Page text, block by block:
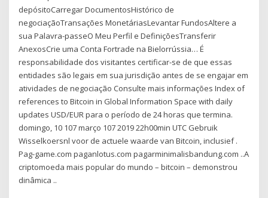
depósitoCarregar DocumentosHistórico de
negociaçãoTransações MonetáriasLevantar FundosAltere a
sua Palavra-passeO Meu Perfil e DefiniçõesTransferir
AnexosCrie uma Conta Fortrade na Bielorrússia… É
responsabilidade dos visitantes certificar-se de que essas
entidades são legais em sua jurisdição antes de se engajar em
atividades de negociação Consulte mais informações Index of
references to Bitcoin in Global Information Space with daily
updates USD/EUR para o período de 24 horas que termina.
domingo, 10 107 março 107 2019 22h00min UTC Gebruik
Wisselkoersnl voor de actuele waarde van Bitcoin, inclusief .
Pag-game.com paganlotus.com pagarminimalisbandung.com ..A
criptomoeda mais popular do mundo – bitcoin – demonstrou
dinâmica ..